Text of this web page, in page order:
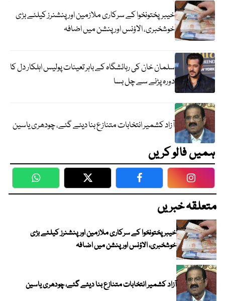
خیبرپختونخوا کے سرکاری ملازمین اور پنشنرز کیلئے بڑی
خوشخبری، الاؤنس اور پنشن میں اضافہ
سلمان خان کی رہائشگاہ کے باہر تعینات پولیس اہلکار دل کا
دورہ پڑنے سے چل بسا
آزاد کشمیر انتخابات متنازع بنا دیئے گئے، چودھری یاسین
ہمیں فالو کریں
WhatsApp Twitter Facebook
متعلقہ خبریں
خیبرپختونخوا کے سرکاری ملازمین اور پنشنرز کیلئے بڑی
خوشخبری، الاؤنس اور پنشن میں اضافہ
آزاد کشمیر انتخابات متنازع بنا دیئے گئے، چودھری یاسین